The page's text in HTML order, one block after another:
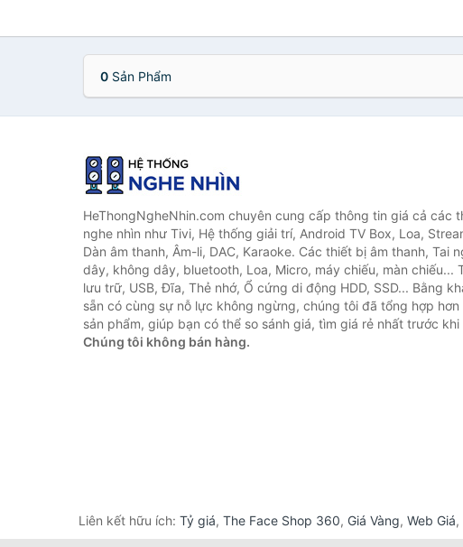
0 Sản Phẩm
HeThongNgheNhin.com chuyên cung cấp thông tin giá cả các
nghe nhìn như Tivi, Hệ thống giải trí, Android TV Box, Loa,
Dàn âm thanh, Âm-li, DAC, Karaoke. Các thiết bị âm thanh, Tai
dây, không dây, bluetooth, Loa, Micro, máy chiếu, màn chiếu...
lưu trữ, USB, Đĩa, Thẻ nhớ, Ổ cứng di động HDD, SSD... Bằng
sẵn có cùng sự nỗ lực không ngừng, chúng tôi đã tổng hợp
sản phẩm, giúp bạn có thể so sánh giá, tìm giá rẻ nhất trước khi
Chúng tôi không bán hàng.
Liên kết hữu ích: Tỷ giá, The Face Shop 360, Giá Vàng, Web Giá,